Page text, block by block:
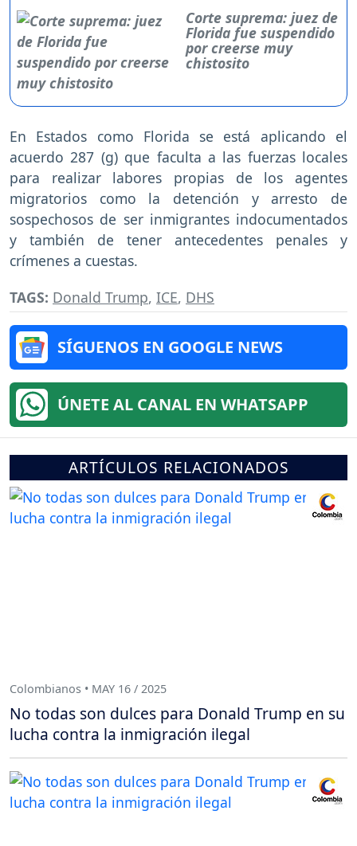
Corte suprema: juez de
Florida fue suspendido
por creerse muy
chistosito
En Estados como Florida se está aplicando el
acuerdo 287 (g) que faculta a las fuerzas locales
para realizar labores propias de los agentes
migratorios como la detención y arresto de
sospechosos de ser inmigrantes indocumentados
y también de tener antecedentes penales y
crímenes a cuestas.
TAGS: Donald Trump, ICE, DHS
SÍGUENOS EN GOOGLE NEWS
ÚNETE AL CANAL EN WHATSAPP
ARTÍCULOS RELACIONADOS
Colombianos • MAY 16 / 2025
No todas son dulces para Donald Trump en su
lucha contra la inmigración ilegal